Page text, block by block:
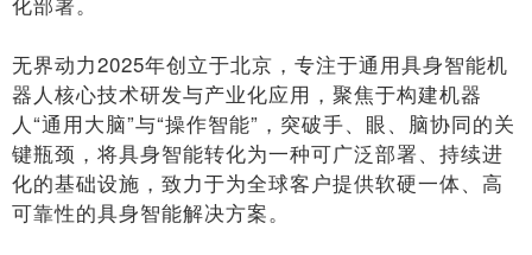
无界动力2025年创立于北京，专注于通用具身智能机
器人核心技术研发与产业化应用，聚焦于构建机器
人“通用大脑”与“操作智能”，突破手、眼、脑协同的关
键瓶颈，将具身智能转化为一种可广泛部署、持续进
化的基础设施，致力于为全球客户提供软硬一体、高
可靠性的具身智能解决方案。